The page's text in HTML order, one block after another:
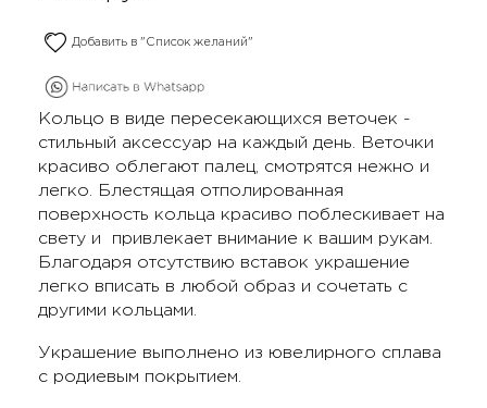
Добавить в "Список желаний"
Кольцо в виде пересекающихся веточек -
стильный аксессуар на каждый день. Веточки
красиво облегают палец, смотрятся нежно и
легко. Блестящая отполированная
поверхность кольца красиво поблескивает на
свету и привлекает внимание к вашим рукам.
Благодаря отсутствию вставок украшение
легко вписать в любой образ и сочетать с
другими кольцами.
Украшение выполнено из ювелирного сплава
с родиевым покрытием.